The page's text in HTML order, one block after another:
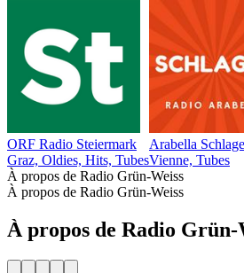
ORF Radio Steiermark
Graz, Oldies, Hits, Tubes
Arabella
Vienne, Tubes
À propos de Radio Grün-Weiss
À propos de Radio Grün-Weiss
À propos de Radio Grün-